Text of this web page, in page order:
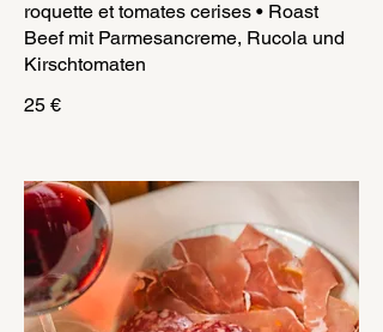
roquette et tomates cerises • Roast
Beef mit Parmesancreme, Rucola und
Kirschtomaten
25 €